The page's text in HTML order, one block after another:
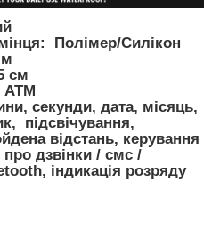
Полімер/Силікон
см
секунди, дата, місяць,
підсвічування,
відстань, керування
дзвінки / смс /
індикація розряду